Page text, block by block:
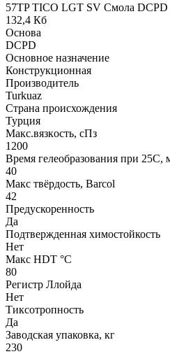
57TP TICO LGT SV Смола DCPD
132,4 Кб
Основа
DCPD
Основное назначение
Конструкционная
Производитель
Turkuaz
Страна происхождения
Турция
Макс.вязкoсть, сПз
1200
Время гелеобразования при 25С,
40
Макс твёрдость, Barcol
42
Предускоренность
Да
Подтвержденная химостойкость
Нет
Макс HDT °С
80
Регистр Ллойда
Нет
Тиксотропность
Да
Заводская упаковка, кг
230